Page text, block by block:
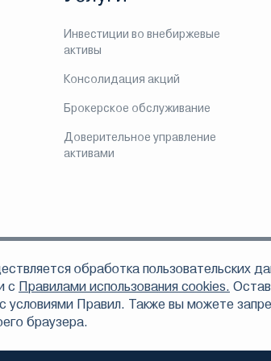
Инвестиции во внебиржевые
активы
Консолидация акций
Брокерское обслуживание
Доверительное управление
активами
что АО «Инвестиционная компания ЛМС»
доверительному управлению ценными бумагами
010000 от 16 сентября 2003 года, депозитарной
числе вследствие осуществления АО
являются индивидуальными инвестиционными
обработка пользовательских
с Правилами использования cookies.
условиями Правил. Также вы можете
браузера.